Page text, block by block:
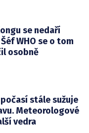
se nedaří
WHO se o tom
osobně
stále sužuje
Meteorologové
vedra